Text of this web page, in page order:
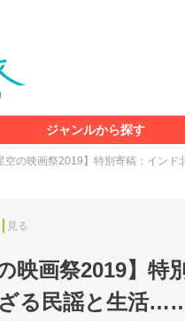
ジャンルから探す
食べる
見る
知る
遊ぶ
特集＆レポート
空の映画祭2019】特別寄稿：イン
見る
映画祭2019】特
る民謡と生活